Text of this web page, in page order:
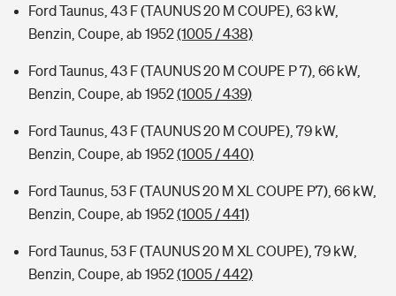
Ford Taunus, 43 F (TAUNUS 20 M COUPE), 63 kW,
Benzin, Coupe, ab 1952(1005 / 438)
Ford Taunus, 43 F (TAUNUS 20 M COUPE P 7), 66 kW,
Benzin, Coupe, ab 1952(1005 / 439)
Ford Taunus, 43 F (TAUNUS 20 M COUPE), 79 kW,
Benzin, Coupe, ab 1952(1005 / 440)
Ford Taunus, 53 F (TAUNUS 20 M XL COUPE P7), 66 kW,
Benzin, Coupe, ab 1952(1005 / 441)
Ford Taunus, 53 F (TAUNUS 20 M XL COUPE), 79 kW,
Benzin, Coupe, ab 1952(1005 / 442)